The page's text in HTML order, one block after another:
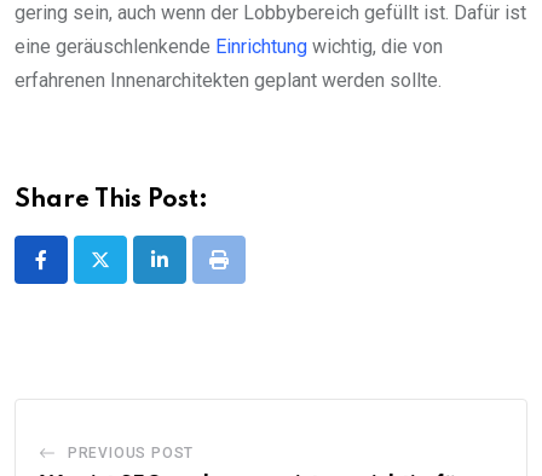
gering sein, auch wenn der Lobbybereich gefüllt ist. Dafür ist
eine geräuschlenkende Einrichtung wichtig, die von
erfahrenen Innenarchitekten geplant werden sollte.
Share This Post:
LinkedInPrint
PREVIOUS POST